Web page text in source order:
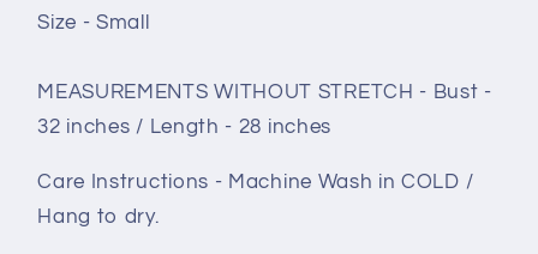
Size - Small
MEASUREMENTS WITHOUT STRETCH - Bust -
32 inches / Length - 28 inches
Care Instructions - Machine Wash in COLD /
Hang to dry.